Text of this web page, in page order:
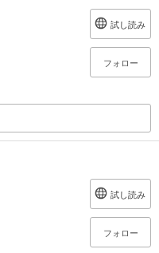
試し読み
フォロー
試し読み
フォロー